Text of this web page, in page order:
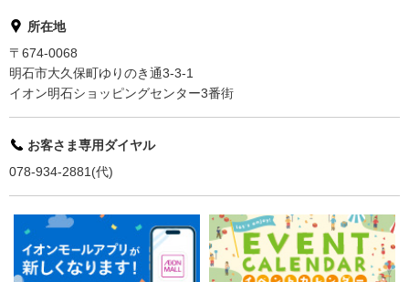
所在地
〒674-0068
明石市大久保町ゆりのき通3-3-1
イオン明石ショッピングセンター3番街
お客さま専用ダイヤル
078-934-2881(代)